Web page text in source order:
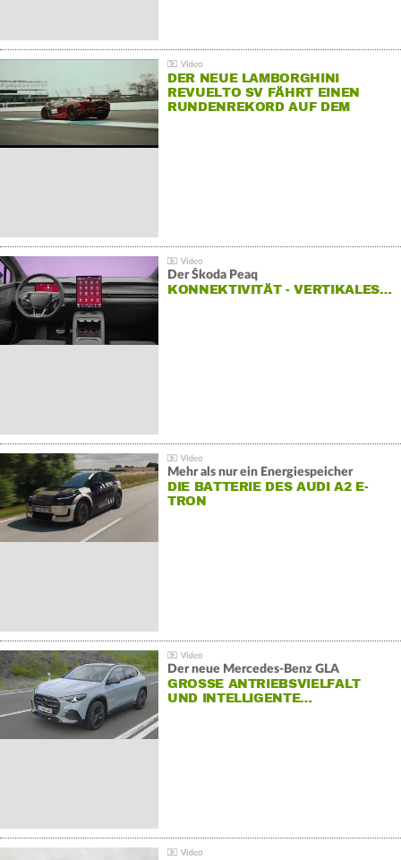
DER NEUE LAMBORGHINI
REVUELTO SV FÄHRT EINEN
RUNDENREKORD AUF DEM
Der Škoda Peaq
KONNEKTIVITÄT - VERTIKALES…
Mehr als nur ein Energiespeicher
DIE BATTERIE DES AUDI A2 E-
TRON
Der neue Mercedes-Benz GLA
GROSSE ANTRIEBSVIELFALT U
ND INTELLIGENTE…